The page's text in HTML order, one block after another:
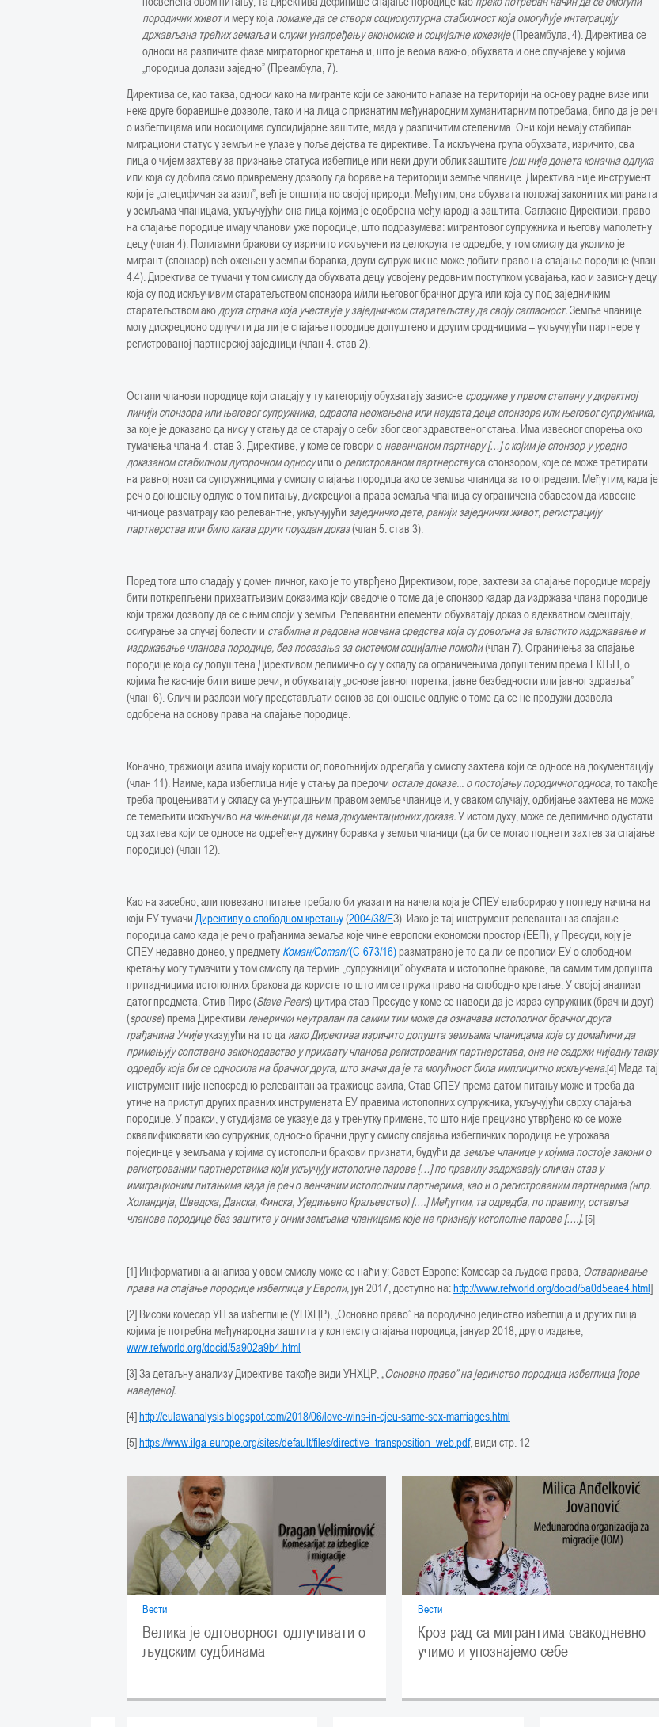
породични животи меру која помаже да се створи социокултурна стабилност која омогућује интеграцију
држављана трећих земаљаи служи унапређењу економске и социјалне кохезије(Преамбула, 4). Директива се
односи на различите фазе миграторног кретања и, што је веома важно, обухвата и оне случајеве у којима
„породица долази заједно” (Преамбула, 7).
Директива се, као таква, односи како на мигранте који се законито налазе на територији на основу радне визе или
неке друге боравишне дозволе, тако и на лица с признатим међународним хуманитарним потребама, било да је реч
о избеглицама или носиоцима супсидијарне заштите, мада у различитим степенима. Они који немају стабилан
миграциони статус у земљи не улазе у поље дејства те директиве. Та искључена група обухвата, изричито, сва
лица о чијем захтеву за признање статуса избеглице или неки други облик заштите још није донета коначна одлука
или која су добила само привремену дозволу да бораве на територији земље чланице. Директива није инструмент
који је „специфичан за азил”, већ је општија по својој природи. Међутим, она обухвата положај законитих миграната
у земљама чланицама, укључујући она лица којима је одобрена међународна заштита. Сагласно Директиви, право
на спајање породице имају чланови уже породице, што подразумева: мигрантовог супружника и његову малолетну
децу (члан 4). Полигамни бракови су изричито искључени из делокруга те одредбе, у том смислу да уколико је
мигрант (спонзор) већ ожењен у земљи боравка, други супружник не може добити право на спајање породице (члан
4.4). Директива се тумачи у том смислу да обухвата децу усвојену редовним поступком усвајања, као и зависну децу
која су под искључивим старатељством спонзора и/или његовог брачног друга или која су под заједничким
старатељством акодруга страна која учествује у заједничком старатељству да своју сагласност.Земље чланице
могу дискреционо одлучити да ли је спајање породице допуштено и другим сродницима – укључујући партнере у
регистрованој партнерској заједници (члан 4. став 2).
Остали чланови породице који спадају у ту категорију обухватају зависне сроднике у првом степену у директној
линији спонзора или његовог супружника, одрасла неожењена или неудата деца спонзора или његовог супружника,
за које је доказано да нису у стању да се старају о себи због свог здравственог стања. Има извесног спорења око
тумачења члана 4. став 3. Директиве, у коме се говори о невенчаном партнеру […] с којим је спонзор у уредно
доказаном стабилном дугорочном односуили о регистрованом партнерствуса спонзором, које се може третирати
на равној нози са супружницима у смислу спајања породица ако се земља чланица за то определи. Међутим, када је
реч о доношењу одлуке о том питању, дискрециона права земаља чланица су ограничена обавезом да извесне
чиниоце разматрају као релевантне, укључујући заједничко дете, ранији заједнички живот, регистрацију
партнерства или било какав други поуздан доказ(члан 5. став 3).
Поред тога што спадају у домен личног, како је то утврђено Директивом, горе, захтеви за спајање породице морају
бити поткрепљени прихватљивим доказима који сведоче о томе да је спонзор кадар да издржава члана породице
који тражи дозволу да се с њим споји у земљи. Релевантни елементи обухватају доказ о адекватном смештају,
осигурање за случај болести и стабилна и редовна новчана средства која су довољна за властито издржавање и
издржавање чланова породице, без посезања за системом социјалне помоћи(члан 7). Ограничења за спајање
породице која су допуштена Директивом делимично су у складу са ограничењима допуштеним према ЕКЉП, о
којима ће касније бити више речи, и обухватају „основе јавног поретка, јавне безбедности или јавног здравља”
(члан 6). Слични разлози могу представљати основ за доношење одлуке о томе да се не продужи дозвола
одобрена на основу права на спајање породице.
Коначно, тражиоци азила имају користи од повољнијих одредаба у смислу захтева који се односе на документацију
(члан 11). Наиме, када избеглица није у стању да предочи остале доказе... о постојању породичног односа, то такође
треба процењивати у складу са унутрашњим правом земље чланице и, у сваком случају, одбијање захтева не може
се темељити искључиво на чињеници да нема документационих доказа.У истом духу, може се делимично одустати
од захтева који се односе на одређену дужину боравка у земљи чланици (да би се могао поднети захтев за спајање
породице) (члан 12).
Као на засебно, али повезано питање требало би указати на начела која је СПЕУ елаборирао у погледу начина на
који ЕУ тумачи Директиву о слободном кретању(2004/38/EЗ). Иако је тај инструмент релевантан за спајање
породица само када је реч о грађанима земаља које чине европски економски простор (ЕЕП), у Пресуди, коју је
СПЕУ недавно донео, у предмету Коман/Coman/(C-673/16)разматрано је то да ли се прописи ЕУ о слободном
кретању могу тумачити у том смислу да термин „супружници” обухвата и истополне бракове, па самим тим допушта
припадницима истополних бракова да користе то што им се пружа право на слободно кретање. У својој анализи
датог предмета, Стив Пирс (Steve Peers) цитира став Пресуде у коме се наводи да је израз супружник (брачни друг)
(spouse) према Директиви генерички неутралан па самим тим може да означава истополног брачног друга
грађанина Унијеуказујући на то да иако Директива изричито допушта земљама чланицама које су домаћини да
примењују сопствено законодавство у прихвату чланова регистрованих партнерстава, она не садржи ниједну такву
одредбу која би се односила на брачног друга, што значи да је та могућност била имплицитно искључена.[4] Мада тај
инструмент није непосредно релевантан за тражиоце азила, Став СПЕУ према датом питању може и треба да
утиче на приступ других правних инструмената ЕУ правима истополних супружника, укључујући сврху спајања
породице. У пракси, у студијама се указује да у тренутку примене, то што није прецизно утврђено ко се може
оквалификовати као супружник, односно брачни друг у смислу спајања избегличких породица не угрожава
појединце у земљама у којима су истополни бракови признати, будући да земље чланице у којима постоје закони о
регистрованим партнерствима који укључују истополне парове […] по правилу задржавају сличан став у
имиграционим питањима када је реч о венчаним истополним партнерима, као и о регистрованим партнерима (нпр.
Холандија, Шведска, Данска, Финска, Уједињено Краљевство) [….] Међутим, та одредба, по правилу, оставља
чланове породице без заштите у оним земљама чланицама које не признају истополне парове [….].[5]
[1] Информативна анализа у овом смислу може се наћи у: Савет Европе: Комесар за људска права, Остваривање
права на спајање породице избеглица у Европи,јун 2017, доступно на:http://www.refworld.org/docid/5a0d5eae4.html]
[2] Високи комесар УН за избеглице (УНХЦР), „Основно право” на породично јединство избеглица и других лица
којима је потребна међународна заштита у контексту спајања породица, јануар 2018, друго издање,
www.refworld.org/docid/5a902a9b4.html
[3] За детаљну анализу Директиве такође види УНХЦР,„Основно право” на јединство породица избеглица[горе
наведено].
[4]http://eulawanalysis.blogspot.com/2018/06/love-wins-in-cjeu-same-sex-marriages.html
[5]https://www.ilga-europe.org/sites/default/files/directive_transposition_web.pdf, види стр. 12
Вести
Велика је одговорност одлучивати о
људским судбинама
Вести
Кроз рад са мигрантима свакодневно
учимо и упознајемо себе